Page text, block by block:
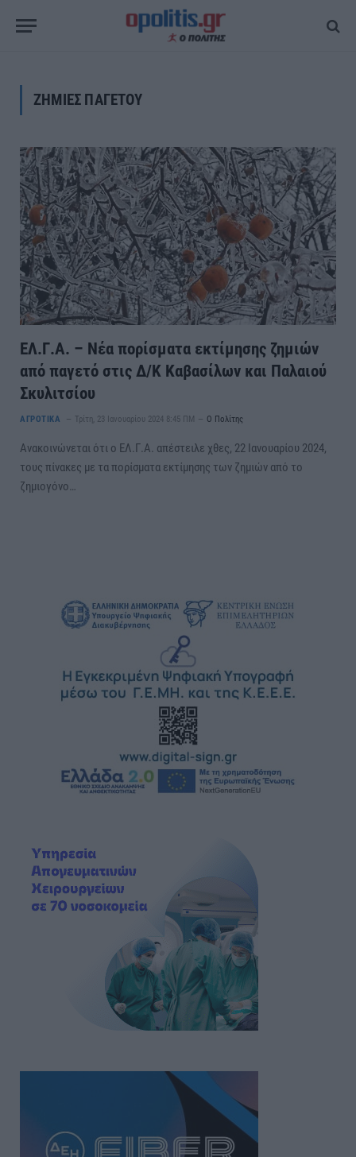
ΖΗΜΙΕΣ ΠΑΓΕΤΟΥ
ΕΛ.Γ.Α. – Νέα πορίσματα εκτίμησης ζημιών
από παγετό στις Δ/Κ Καβασίλων και Παλαιού
Σκυλιτσίου
ΑΓΡΟΤΙΚΑ Τρίτη, 23 Ιανουαρίου 2024 8:45 ΠΜ Ο Πολίτης
Ανακοινώνεται ότι ο ΕΛ.Γ.Α. απέστειλε χθες, 22 Ιανουαρίου 2024,
τους πίνακες µε τα πορίσµατα εκτίµησης των ζηµιών από το
ζημιογόνο…